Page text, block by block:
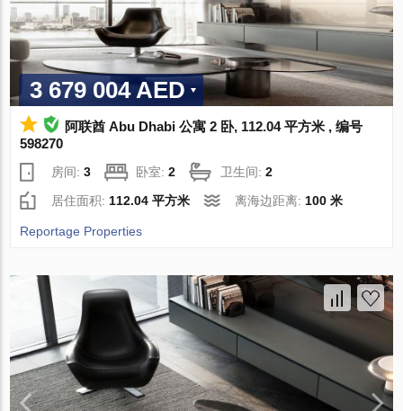
3 679 004 AED
阿联酋 Abu Dhabi 公寓 2 卧, 112.04 平方米 , 编号
598270
房间:3 卧室:2 卫生间:2
居住面积: 112.04 平方米 离海边距离: 100 米
Reportage Properties